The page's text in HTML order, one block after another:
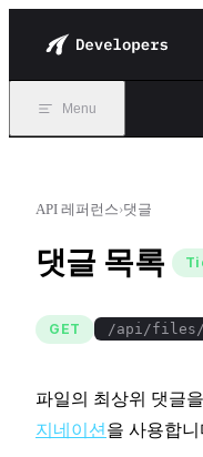
Menu
API 레퍼런스›댓글
댓글 목록
GET /api/files/
파일의 최상위 댓글
지네이션 을 사용합니